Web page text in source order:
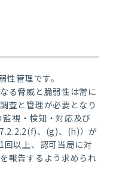
管理です。
る脅威と脆弱性は常に
査と管理が必要となり
視・検知・対応及び
、(g)、(h)）が
回以上、認可当局に対
報告するよう求められ